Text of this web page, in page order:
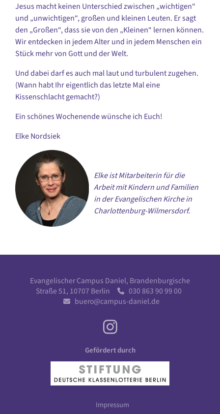
Jesus macht keinen Unterschied zwischen „wichtigen“
und „unwichtigen“, großen und kleinen Leuten. Er sagt
den „Großen“, dass sie von den „Kleinen“ lernen können.
Wir entdecken in jedem Alter und in jedem Menschen ein
Stück mehr von Gott und der Welt.
Und dabei darf es auch mal laut und turbulent zugehen.
(Wann habt Ihr eigentlich das letzte Mal eine
Kissenschlacht gemacht?)
Ein schönes Wochenende wünsche ich Euch!
Elke Nordsiek
Elke ist Mitarbeiterin für die
Arbeit mit Kindern und Familien
in der Evangelischen Kirche in
Charlottenburg-Wilmersdorf.
Evangelischer Campus Daniel, Brandenburgische
Straße 51, 10707 Berlin
030 863 90 99 00
 buero@campus-daniel.de
Gefördert durch
Impressum